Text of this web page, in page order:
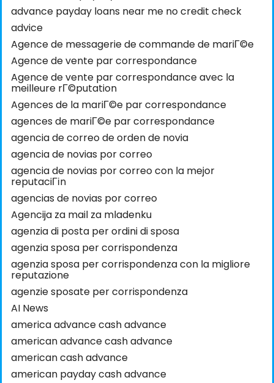
advance payday loans near me no credit check
advice
Agence de messagerie de commande de mariГ©e
Agence de vente par correspondance
Agence de vente par correspondance avec la
meilleure rГ©putation
Agences de la mariГ©e par correspondance
agences de mariГ©e par correspondance
agencia de correo de orden de novia
agencia de novias por correo
agencia de novias por correo con la mejor
reputaciГіn
agencias de novias por correo
Agencija za mail za mladenku
agenzia di posta per ordini di sposa
agenzia sposa per corrispondenza
agenzia sposa per corrispondenza con la migliore
reputazione
agenzie sposate per corrispondenza
AI News
america advance cash advance
american advance cash advance
american cash advance
american payday cash advance